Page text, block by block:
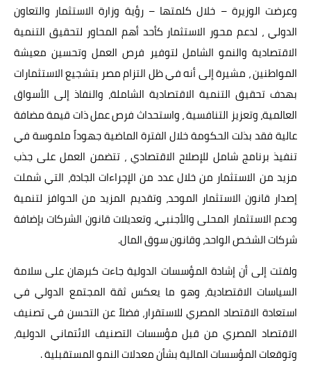
وعرضت الوزيرة – خلال كلمتها – رؤية وزارة الاستثمار والتعاون
الدولي ، لدعم محور الاستثمار كأحد أهم المحاور لتحقيق التنمية
الاقتصادية والنمو الشامل لتوفير فرص العمل وتحسين معيشة
المواطنين ، مشيرة إلى أنه في ظل التزام مصر بتشجيع الاستثمارات
بهدف تحقيق التنمية الاقتصادية الشاملة، والنفاذ إلى الأسواق
العالمية، وتعزيز التنافسية ، واستحداث فرص عمل ذات قيمة مضافة
عالية فقد بذلت الحكومة خلال الفترة الماضية جهوداً ملموسة في
تنفيذ برنامج شامل للإصلاح الاقتصادي ، تتضمن العمل على جذب
مزيد من الاستثمار من خلال عدد من الإجراءات الجادة، التي شملت
إصدار قانون الاستثمار الموحد، وتقديم المزيد من الحوافز لتنمية
ودعم الاستثمار المحلى والأجنبي، وتعديلات قانون الشركات بإضافة
شركات الشخص الواحد، وقانون سوق المال.
ولفتت إلى أن إشادة المؤسسات الدولية جاءت كبرهان على سلامة
السياسات الاقتصادية، وهو ما يعكس ثقة المجتمع الدولي في
استعادة الاقتصاد المصري للاستقرار، فضلاً عن التحسن في تصنيف
الاقتصاد المصري من قبل مؤسسات التصنيف الائتماني الدولية،
وتوقعات المؤسسات المالية بشأن معدلات النمو المستقبلية .